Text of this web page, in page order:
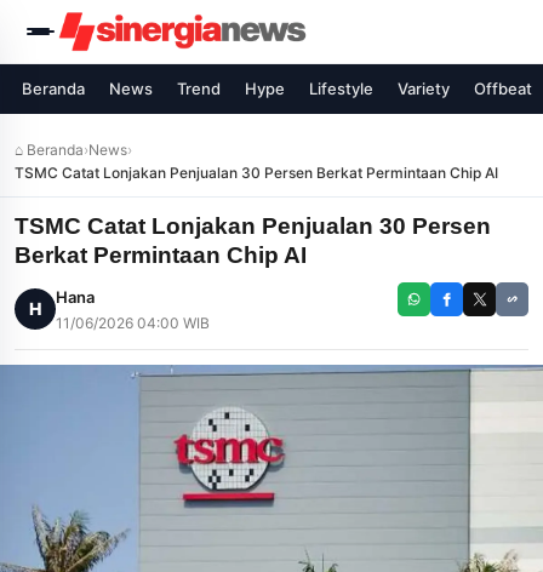
Beranda News Trend Hype Lifestyle Variety Offbeat
⌂ Beranda›News›
TSMC Catat Lonjakan Penjualan 30 Persen Berkat Permintaan Chip AI
TSMC Catat Lonjakan Penjualan 30 Persen
Berkat Permintaan Chip AI
H
Hana
11/06/2026 04:00 WIB